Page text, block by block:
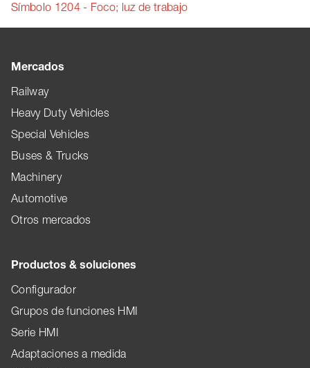
Símbolo 1204 - Foco; luz de trabajo
Mercados
Railway
Heavy Duty Vehicles
Special Vehicles
Buses & Trucks
Machinery
Automotive
Otros mercados
Productos & soluciones
Configurador
Grupos de funciones HMI
Serie HMI
Adaptaciones a medida